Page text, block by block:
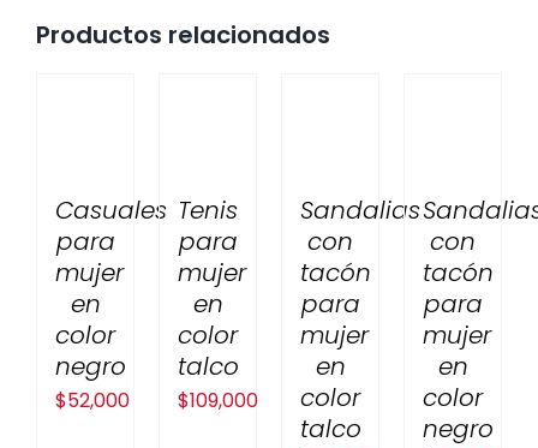
Productos relacionados
Casuales
para
mujer
en
color
negro
$52,000
Tenis
para
mujer
en
color
talco
$109,000
Sandalias
con
tacón
para
mujer
en
color
talco
con
tacón
para
mujer
en
color
negro